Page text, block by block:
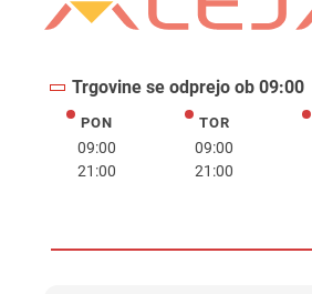
Trgovine se odprejo ob 09:00
PONponedeljek
09:00
21:00
TORtorek
09:00
21:00